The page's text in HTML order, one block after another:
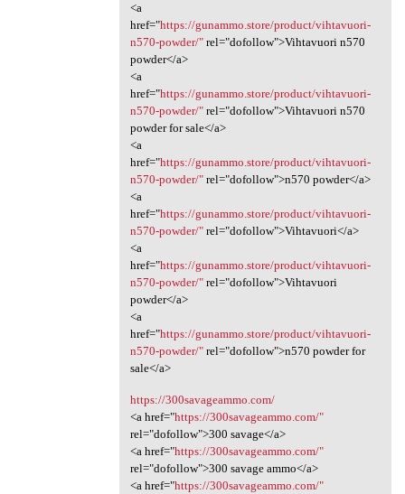
<a
href="https://gunammo.store/product/vihtavuori-
n570-powder/"rel="dofollow">Vihtavuori n570
powder</a>
<a
href="https://gunammo.store/product/vihtavuori-
n570-powder/"rel="dofollow">Vihtavuori n570
powder for sale</a>
<a
href="https://gunammo.store/product/vihtavuori-
n570-powder/"rel="dofollow">n570 powder</a>
<a
href="https://gunammo.store/product/vihtavuori-
n570-powder/"rel="dofollow">Vihtavuori</a>
<a
href="https://gunammo.store/product/vihtavuori-
n570-powder/"rel="dofollow">Vihtavuori
powder</a>
<a
href="https://gunammo.store/product/vihtavuori-
n570-powder/"rel="dofollow">n570 powder for
sale</a>
https://300savageammo.com/
<a href="https://300savageammo.com/"
rel="dofollow">300 savage</a>
<a href="https://300savageammo.com/"
rel="dofollow">300 savage ammo</a>
<a href="https://300savageammo.com/"